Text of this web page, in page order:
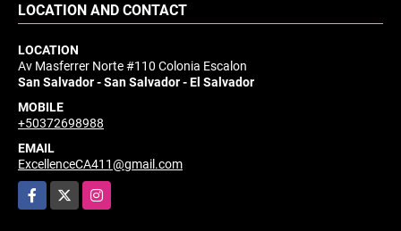
LOCATION AND CONTACT
LOCATION
Av Masferrer Norte #110 Colonia Escalon
San Salvador - San Salvador - El Salvador
MOBILE
+50372698988
EMAIL
ExcellenceCA411@gmail.com
Facebook
Instagram